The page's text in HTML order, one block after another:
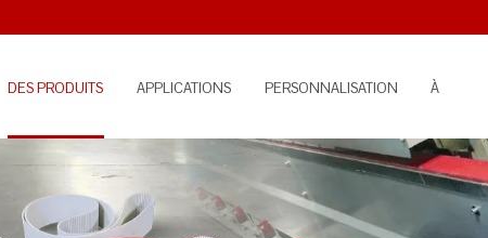
DES PRODUITS APPLICATIONS PERSONNALISATION À
PROPOS